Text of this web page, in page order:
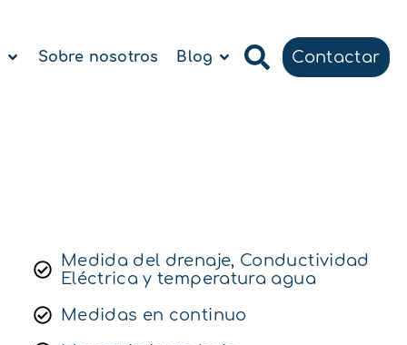
Sobre nosotros Blog Contactar
Medida del drenaje, Conductividad
Eléctrica y temperatura agua
Medidas en continuo